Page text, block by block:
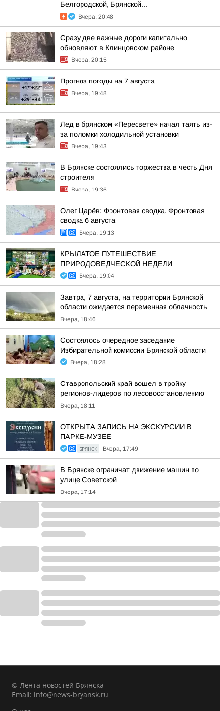
Белгородской, Брянской...
Вчера, 20:48
Сразу две важные дороги капитально
обновляют в Клинцовском районе
Вчера, 20:15
Прогноз погоды на 7 августа
Вчера, 19:48
Лед в брянском «Пересвете» начал таять из-
за поломки холодильной установки
Вчера, 19:43
В Брянске состоялись торжества в честь Дня
строителя
Вчера, 19:36
Олег Царёв: Фронтовая сводка. Фронтовая
сводка 6 августа
Вчера, 19:13
КРЫЛАТОЕ ПУТЕШЕСТВИЕ
ПРИРОДОВЕДЧЕСКОЙ НЕДЕЛИ
Вчера, 19:04
Завтра, 7 августа, на территории Брянской
области ожидается переменная облачность
Вчера, 18:46
Состоялось очередное заседание
Избирательной комиссии Брянской области
Вчера, 18:28
Ставропольский край вошел в тройку
регионов-лидеров по лесовосстановлению
Вчера, 18:11
ОТКРЫТА ЗАПИСЬ НА ЭКСКУРСИИ В
ПАРКЕ-МУЗЕЕ
БРЯНСК Вчера, 17:49
В Брянске ограничат движение машин по
улице Советской
Вчера, 17:14
© Лента новостей Брянска
Email: info@news-bryansk.ru